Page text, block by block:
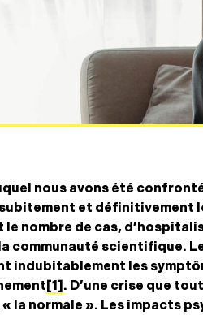
nous avons été
et définitivement
le nombre de cas,
communauté scientifique.
indubitablement les
[1] . D’une crise que
la normale ». Les impacts